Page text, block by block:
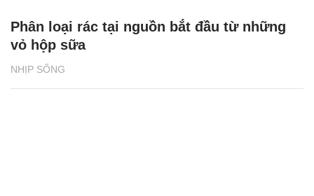
NHỊP SỐNG
Phân loại rác tại nguồn bắt đầu từ những
vỏ hộp sữa